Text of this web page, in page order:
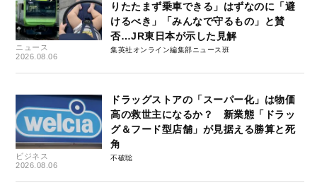
ニュース
2026.08.06
りたたまず乗車できる」はずなのに「避
けるべき」「みんなで守るもの」と賛
否…JR東日本が示した見解
集英社オンライン編集部ニュース班
ビジネス
2026.08.06
ドラッグストアの「スーパー化」は物価
高の救世主になるか？ 新業態「ドラッ
グ＆フード型店舗」が見据える勝算と死
角
不破聡